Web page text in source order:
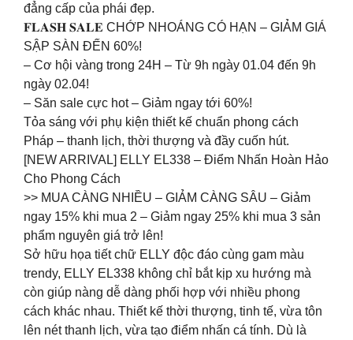
đẳng cấp của phái đẹp.
𝐅𝐋𝐀𝐒𝐇 𝐒𝐀𝐋𝐄 CHỚP NHOÁNG CÓ HẠN – GIẢM GIÁ
SẬP SÀN ĐẾN 60%!
– Cơ hội vàng trong 24H – Từ 9h ngày 01.04 đến 9h
ngày 02.04!
– Săn sale cực hot – Giảm ngay tới 60%!
Tỏa sáng với phụ kiện thiết kế chuẩn phong cách
Pháp – thanh lịch, thời thượng và đầy cuốn hút.
[NEW ARRIVAL] ELLY EL338 – Điểm Nhấn Hoàn Hảo
Cho Phong Cách
>> MUA CÀNG NHIỀU – GIẢM CÀNG SÂU – Giảm
ngay 15% khi mua 2 – Giảm ngay 25% khi mua 3 sản
phẩm nguyên giá trở lên!
Sở hữu họa tiết chữ ELLY độc đáo cùng gam màu
trendy, ELLY EL338 không chỉ bắt kịp xu hướng mà
còn giúp nàng dễ dàng phối hợp với nhiều phong
cách khác nhau. Thiết kế thời thượng, tinh tế, vừa tôn
lên nét thanh lịch, vừa tạo điểm nhấn cá tính. Dù là